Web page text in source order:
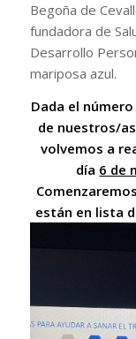
Begoña de
fundadora de
Desarrollo
mariposa azul.
Dada el
de nuestros/
volvemos a
día 6 de
están en lista